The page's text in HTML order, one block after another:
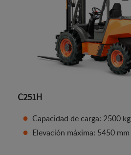
C251H
Capacidad de carga: 2500 kg
Elevación máxima: 5450 mm